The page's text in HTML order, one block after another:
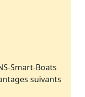
Smart-Boats
suivants